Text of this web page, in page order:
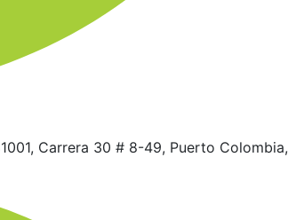
Carrera 30 # 8-49, Puerto Colombia,